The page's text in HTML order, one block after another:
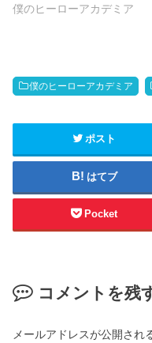
僕のヒーローアカデミア
僕のヒーローアカデミア
ポスト
はてブ
Pocket
コメントを残
メールアドレスが公開され